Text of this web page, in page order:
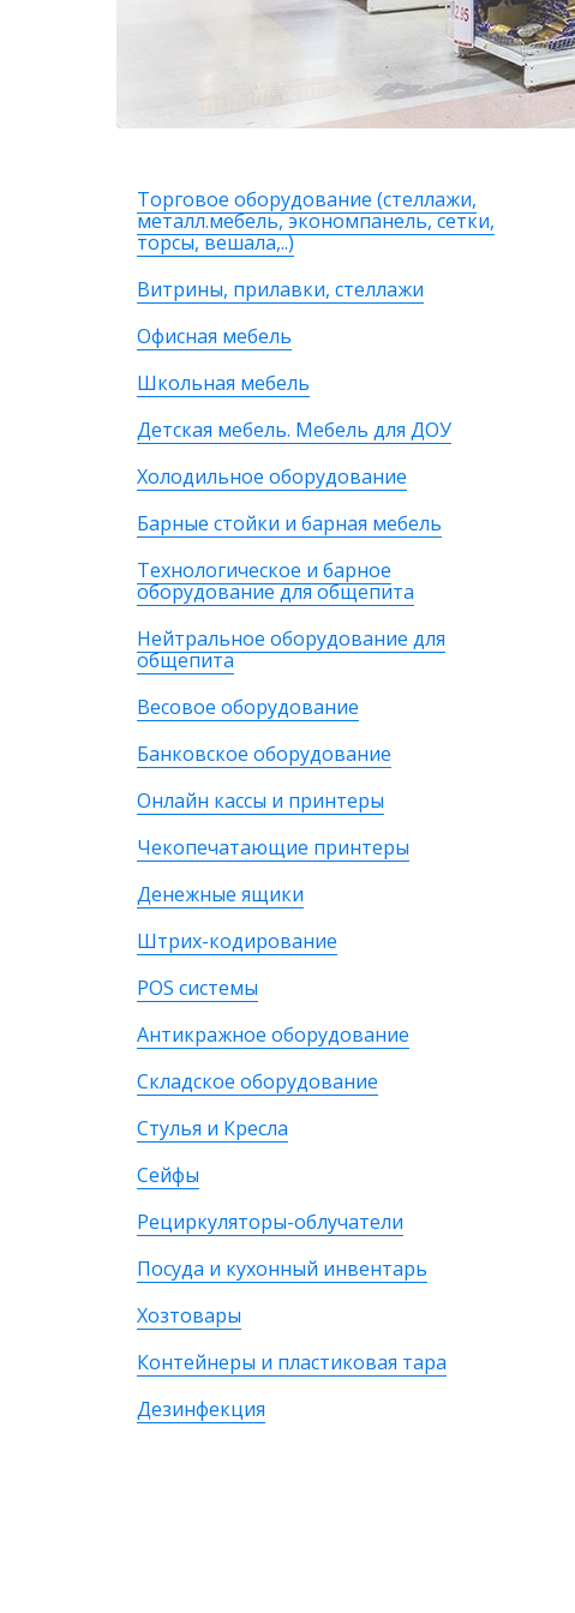
Торговое оборудование (стеллажи,
металл.мебель, экономпанель, сетки,
торсы, вешала,..)
Витрины, прилавки, стеллажи
Офисная мебель
Школьная мебель
Детская мебель. Мебель для ДОУ
Холодильное оборудование
Барные стойки и барная мебель
Технологическое и барное
оборудование для общепита
Нейтральное оборудование для
общепита
Весовое оборудование
Банковское оборудование
Онлайн кассы и принтеры
Чекопечатающие принтеры
Денежные ящики
Штрих-кодирование
POS системы
Антикражное оборудование
Складское оборудование
Стулья и Кресла
Сейфы
Рециркуляторы-облучатели
Посуда и кухонный инвентарь
Хозтовары
Контейнеры и пластиковая тара
Дезинфекция